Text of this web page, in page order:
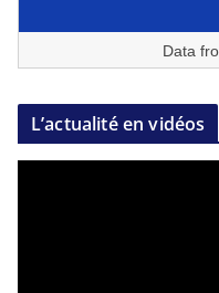
Data
L’actualité en vidéos